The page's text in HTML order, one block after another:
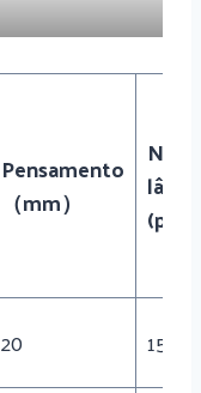
Pensamento
（mm）
Nº
(pcs)
20 15